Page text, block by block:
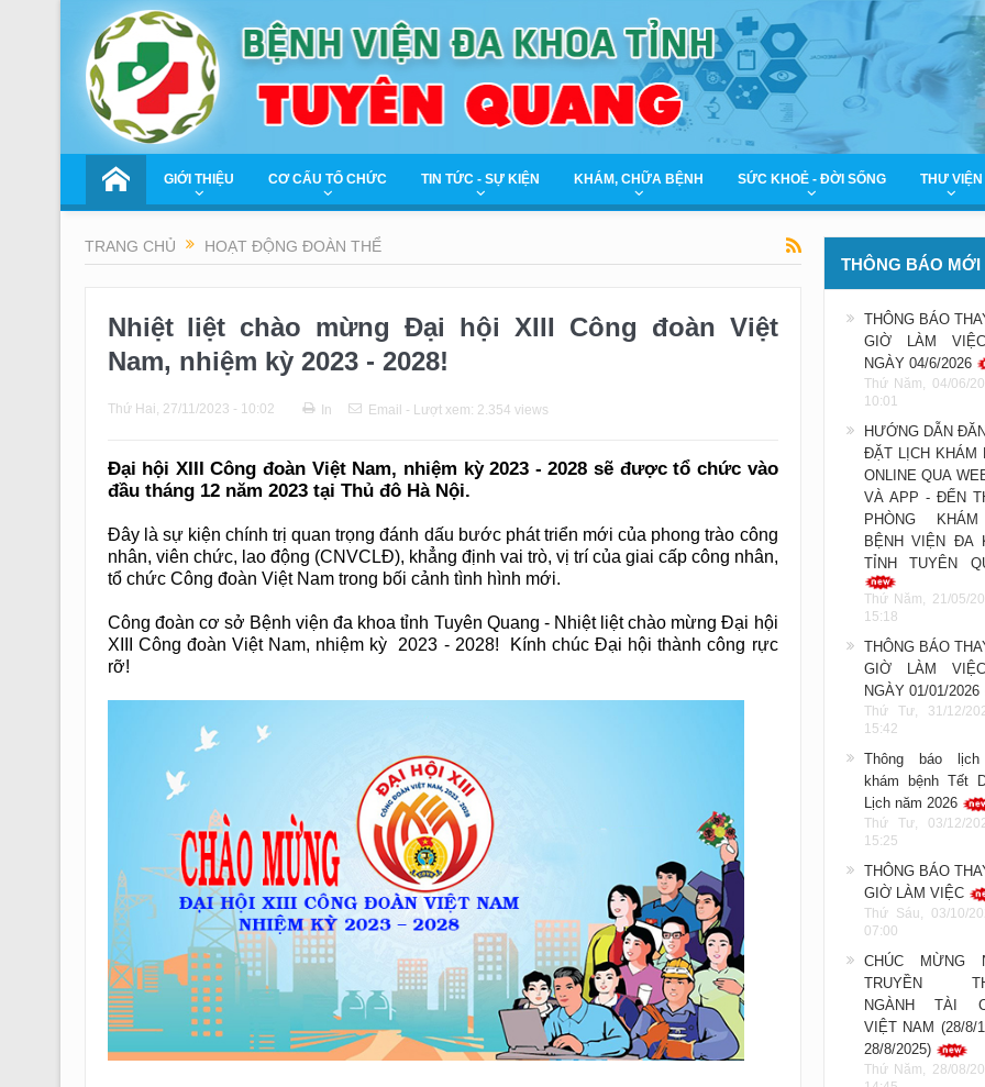
GIỚI THIỆU CƠ CẤU TỔ CHỨC TIN TỨC - SỰ KIỆN KHÁM, CHỮA BỆNH SỨC KHOẺ - ĐỜI SỐNG THƯ VIỆN
TRANG CHỦ HOẠT ĐỘNG ĐOÀN THỂ
Nhiệt liệt chào mừng Đại hội XIII Công đoàn Việt
Nam, nhiệm kỳ 2023 - 2028!
Thứ Hai, 27/11/2023 - 10:02 In Email - Lượt xem: 2.354 views
Đại hội XIII Công đoàn Việt Nam, nhiệm kỳ 2023 - 2028 sẽ được tổ chức vào
đầu tháng 12 năm 2023 tại Thủ đô Hà Nội.
Đây là sự kiện chính trị quan trọng đánh dấu bước phát triển mới của phong trào công
nhân, viên chức, lao động (CNVCLĐ), khẳng định vai trò, vị trí của giai cấp công nhân,
tổ chức Công đoàn Việt Nam trong bối cảnh tình hình mới.
Công đoàn cơ sở Bệnh viện đa khoa tỉnh Tuyên Quang - Nhiệt liệt chào mừng Đại hội
XIII Công đoàn Việt Nam, nhiệm kỳ 2023 - 2028! Kính chúc Đại hội thành công rực
rỡ!
THÔNG BÁO MỚI
THÔNG BÁO
GIỜ LÀM
NGÀY 04/6/2026
Thứ Năm, 04/06/
10:01
HƯỚNG DẪN
ĐẶT LỊCH KHÁM
ONLINE QUA
VÀ APP - ĐẾN
PHÒNG
BỆNH VIỆN ĐA
TỈNH TUYÊN
Thứ Năm, 21/05/
15:18
THÔNG BÁO
GIỜ LÀM
NGÀY 01/01/2026
Thứ Tư, 31/12/
15:42
Thông báo
khám bệnh Tết
Lịch năm 2026
Thứ Tư, 03/12/
15:25
THÔNG BÁO
GIỜ LÀM VIỆC
Thứ Sáu, 03/10/
07:00
CHÚC MỪNG
TRUYỀN
NGÀNH TÀI
VIỆT NAM (28/8/
28/8/2025)
Thứ Năm, 28/08/